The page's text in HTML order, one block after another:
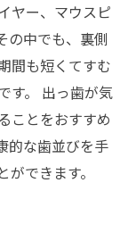
ヤー、マウスピ
の中でも、裏側
間も短くてすむ
す。 出っ歯が気
ことをおすすめ
的な歯並びを手
できます。